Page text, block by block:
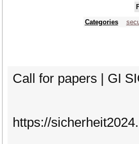
Categories
Call for papers | GI
https://